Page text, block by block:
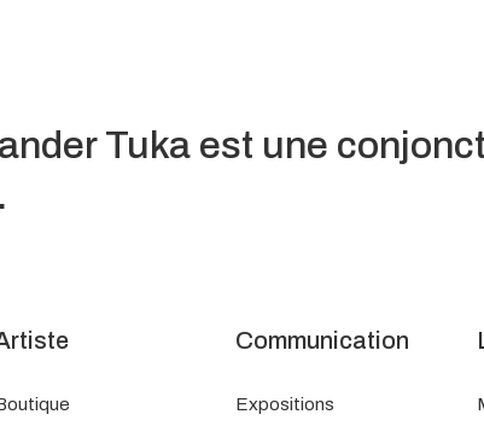
Tuka est une
Communication
Expositions